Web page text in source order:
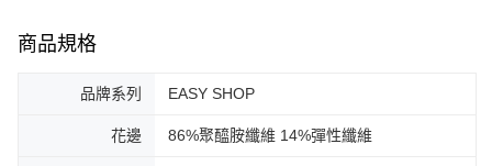
商品規格
品牌系列 EASY SHOP
花邊 86%聚醯胺纖維 14%彈性纖維